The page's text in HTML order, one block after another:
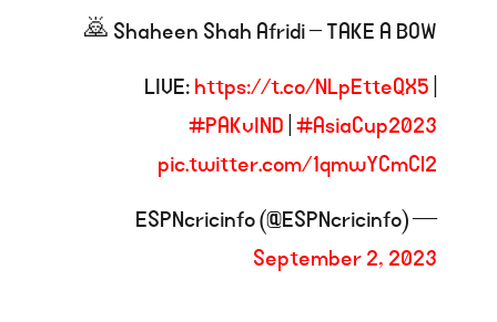
Shaheen Shah Afridi – TAKE A BOW 🙇
LIVE:https://t.co/NLpEtteQX5
#PAKvIND |#AsiaCup2023
pic.twitter.com/1qmwYCmCl2
— ESPNcricinfo (@ESPNcricinfo)
September 2, 2023